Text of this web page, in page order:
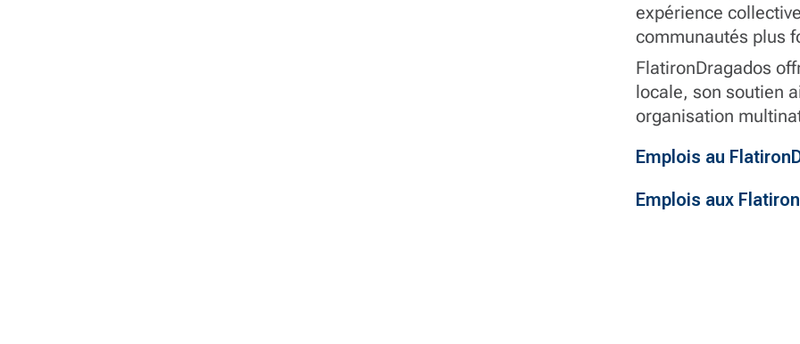
expérience
communautés plus
FlatironDragados
locale, son soutien
organisation
Emplois au
Emplois aux